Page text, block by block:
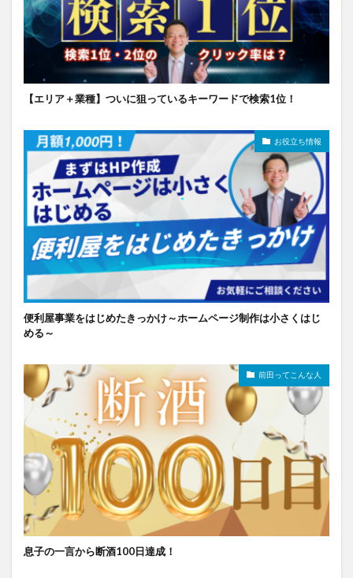
【エリア＋業種】ついに狙っているキーワードで検索1位！
お役立ち情報
便利屋事業をはじめたきっかけ～ホームページ制作は小さくはじ
める～
前田ってこんな人
息子の一言から断酒100日達成！